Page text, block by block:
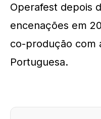
Operafest depois
encenações em
co-produção com
Portuguesa.